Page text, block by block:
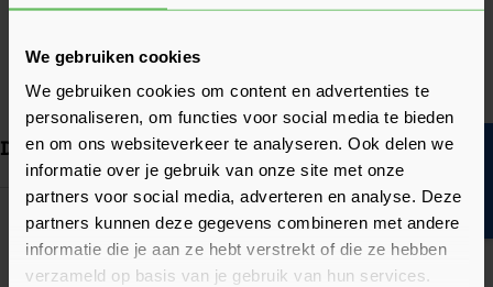
We gebruiken cookies
We gebruiken cookies om content en advertenties te
personaliseren, om functies voor social media te bieden
en om ons websiteverkeer te analyseren. Ook delen we
informatie over je gebruik van onze site met onze
partners voor social media, adverteren en analyse. Deze
partners kunnen deze gegevens combineren met andere
informatie die je aan ze hebt verstrekt of die ze hebben
verzameld op basis van je gebruik van hun services.
Afmeting
1050x60x20 mm
Lengte
Bekijk meer
Dit vind je misschien ook handig
Navigeren door de elementen van de carrousel is mogelijk met
Druk om carrousel over te slaan
Druk op om naar carrouselnavigatie te gaan
Griffon Kit Polymax High Tack Express Wit
Verkrijgbaar in 2 varianten